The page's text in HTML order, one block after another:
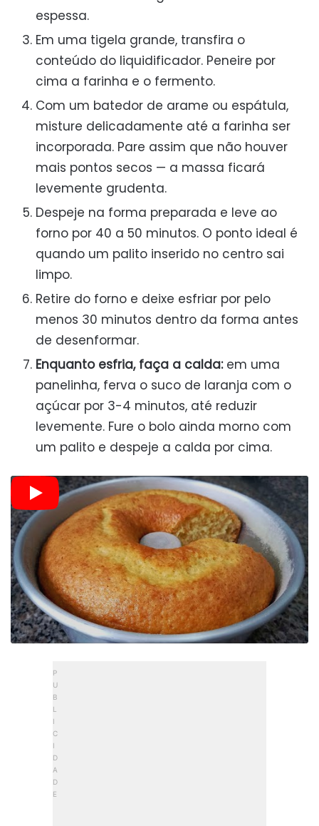
espessa.
Em uma tigela grande, transfira o
conteúdo do liquidificador. Peneire por
cima a farinha e o fermento.
Com um batedor de arame ou espátula,
misture delicadamente até a farinha ser
incorporada. Pare assim que não houver
mais pontos secos — a massa ficará
levemente grudenta.
Despeje na forma preparada e leve ao
forno por 40 a 50 minutos. O ponto ideal é
quando um palito inserido no centro sai
limpo.
Retire do forno e deixe esfriar por pelo
menos 30 minutos dentro da forma antes
de desenformar.
Enquanto esfria, faça a calda:em uma
panelinha, ferva o suco de laranja com o
açúcar por 3-4 minutos, até reduzir
levemente. Fure o bolo ainda morno com
um palito e despeje a calda por cima.